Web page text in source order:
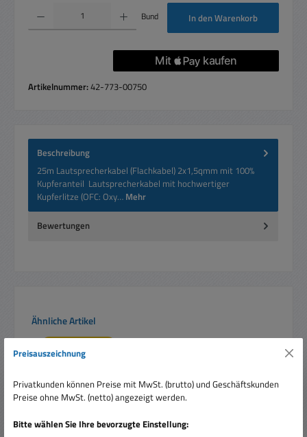
Produkt Anzahl: Gib den gewünschten Wert ein oder benutze die Schaltflächen um
Bund In den Warenkorb
Artikelnummer:42-773-00750
Beschreibung
25m Lautsprecherkabel (Flachkabel) 2x1,5qmm mit 100%
Kupferanteil Lautsprecherkabel mit hochwertiger
Kupferlitze (OFC: Oxy… Mehr
Bewertungen
Produktgalerie überspringen
Ähnliche Artikel
Preisauszeichnung
Privatkunden können Preise mit MwSt. (brutto) und Geschäftskunden
Preise ohne MwSt. (netto) angezeigt werden.
Bitte wählen Sie Ihre bevorzugte Einstellung: